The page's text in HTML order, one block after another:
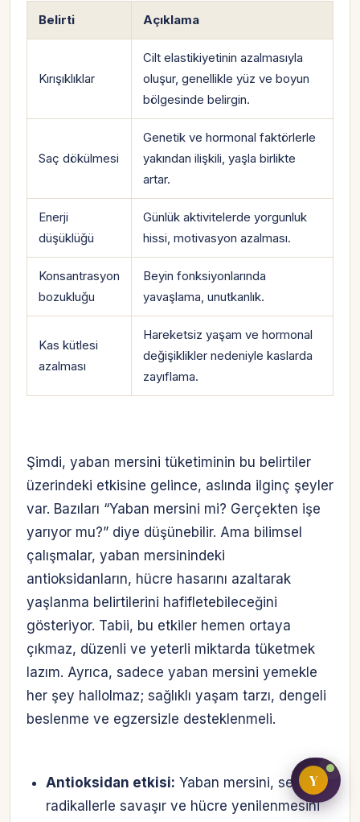
Rolüne uygun panelden devam et.
Bireysel müşteri hesabı
Üretici / çiftçi paneli
B2B alıcı paneli
Belirti Açıklama
Kırışıklıklar
Cilt elastikiyetinin azalmasıyla
oluşur, genellikle yüz ve boyun
bölgesinde belirgin.
Saç dökülmesi
Genetik ve hormonal faktörlerle
yakından ilişkili, yaşla birlikte
artar.
Enerji
düşüklüğü
Günlük aktivitelerde yorgunluk
hissi, motivasyon azalması.
Konsantrasyon
bozukluğu
Beyin fonksiyonlarında
yavaşlama, unutkanlık.
Kas kütlesi
azalması
Hareketsiz yaşam ve hormonal
değişiklikler nedeniyle kaslarda
zayıflama.
Şimdi, yaban mersini tüketiminin bu belirtiler
üzerindeki etkisine gelince, aslında ilginç şeyler
var. Bazıları “Yaban mersini mi? Gerçekten işe
yarıyor mu?” diye düşünebilir. Ama bilimsel
çalışmalar, yaban mersinindeki
antioksidanların, hücre hasarını azaltarak
yaşlanma belirtilerini hafifletebileceğini
gösteriyor. Tabii, bu etkiler hemen ortaya
çıkmaz, düzenli ve yeterli miktarda tüketmek
lazım. Ayrıca, sadece yaban mersini yemekle
her şey hallolmaz; sağlıklı yaşam tarzı, dengeli
beslenme ve egzersizle desteklenmeli.
Antioksidan etkisi: Yaban mersini, serbest
radikallerle savaşır ve hücre yenilenmesini
Y